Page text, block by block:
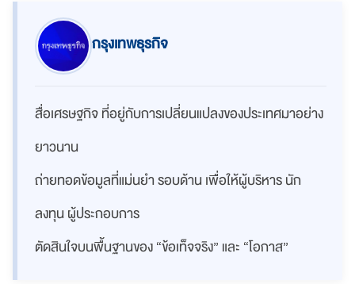
กรุงเทพธุรกิจ
สื่อเศรษฐกิจ ที่อยู่กับการเปลี่ยนแปลงของประเทศมาอย่าง
ยาวนาน
ถ่ายทอดข้อมูลที่แม่นยำ รอบด้าน เพื่อให้ผู้บริหาร นัก
ลงทุน ผู้ประกอบการ
ตัดสินใจบนพื้นฐานของ “ข้อเท็จจริง” และ “โอกาส”